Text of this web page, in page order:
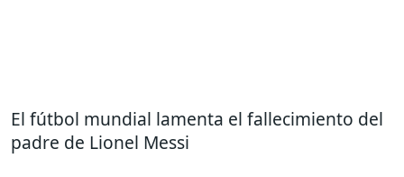
El fútbol mundial lamenta el fallecimiento del
padre de Lionel Messi